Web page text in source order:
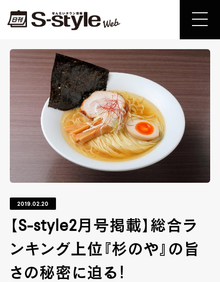
2019.02.20
【S-style2月号掲載】総合ラ
ンキング上位『杉のや』の旨
さの秘密に迫る！